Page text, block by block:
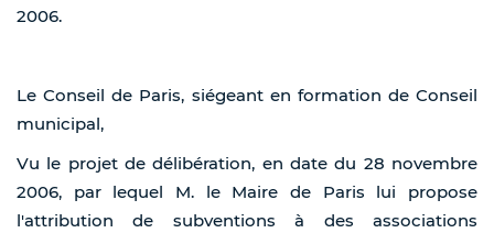
2006.
Le Conseil de Paris, siégeant en formation de Conseil
municipal,
Vu le projet de délibération, en date du 28 novembre
2006, par lequel M. le Maire de Paris lui propose
l'attribution de subventions à des associations